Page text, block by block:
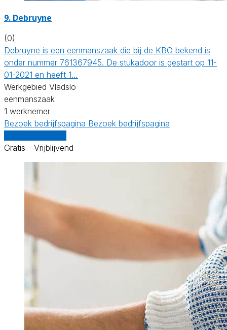
9. Debruyne
(0)
Debruyne is een eenmanszaak die bij de KBO bekend is
onder nummer 761367945. De stukadoor is gestart op 11-
01-2021 en heeft 1…
Werkgebied Vladslo
eenmanszaak
1 werknemer
Bezoek bedrijfspagina Bezoek bedrijfspagina
Gratis - Vrijblijvend